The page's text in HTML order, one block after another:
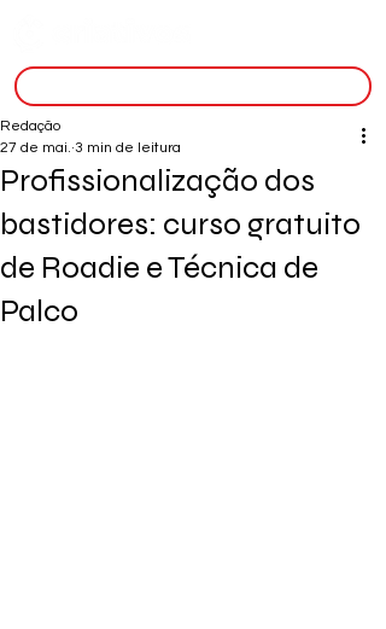
Profissionalização dos
bastidores: curso gratuito
de Roadie e Técnica de
Palco
Redação
27 de mai. 3 min de leitura